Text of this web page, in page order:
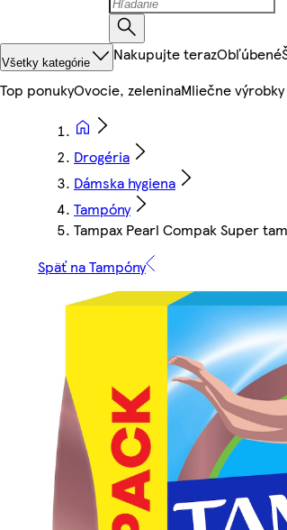
Všetky kategórie Nakupujte terazObľúbené
Top ponukyOvocie, zeleninaMliečne
Drogéria
Dámska hygiena
Tampóny
Tampax Pearl Compak Super
Späť na Tampóny